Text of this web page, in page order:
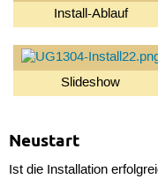
Install-Ablauf
Slideshow
Neustart
Ist die Installation